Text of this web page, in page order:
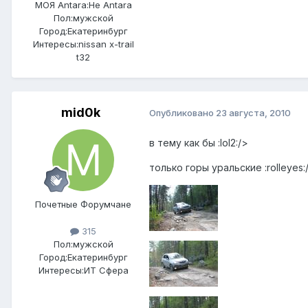
МОЯ Antara:Не Antara
Пол:мужской
Город:Екатеринбург
Интересы:nissan x-trail
t32
mid0k
Почетные Форумчане
315
Пол:мужской
Город:Екатеринбург
Интересы:ИТ Сфера
Опубликовано 23 августа, 2010
в тему как бы :lol2:/>
только горы уральские